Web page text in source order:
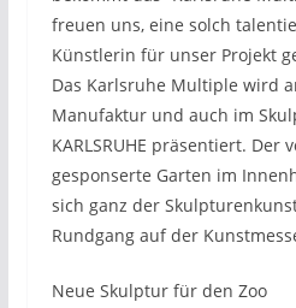
freuen uns, eine solch
Künstlerin für unser Projekt
Das Karlsruhe Multiple wird
Manufaktur und auch im
KARLSRUHE präsentiert. Der
gesponserte Garten im
sich ganz der
Rundgang auf der
Neue Skulptur für den Zoo